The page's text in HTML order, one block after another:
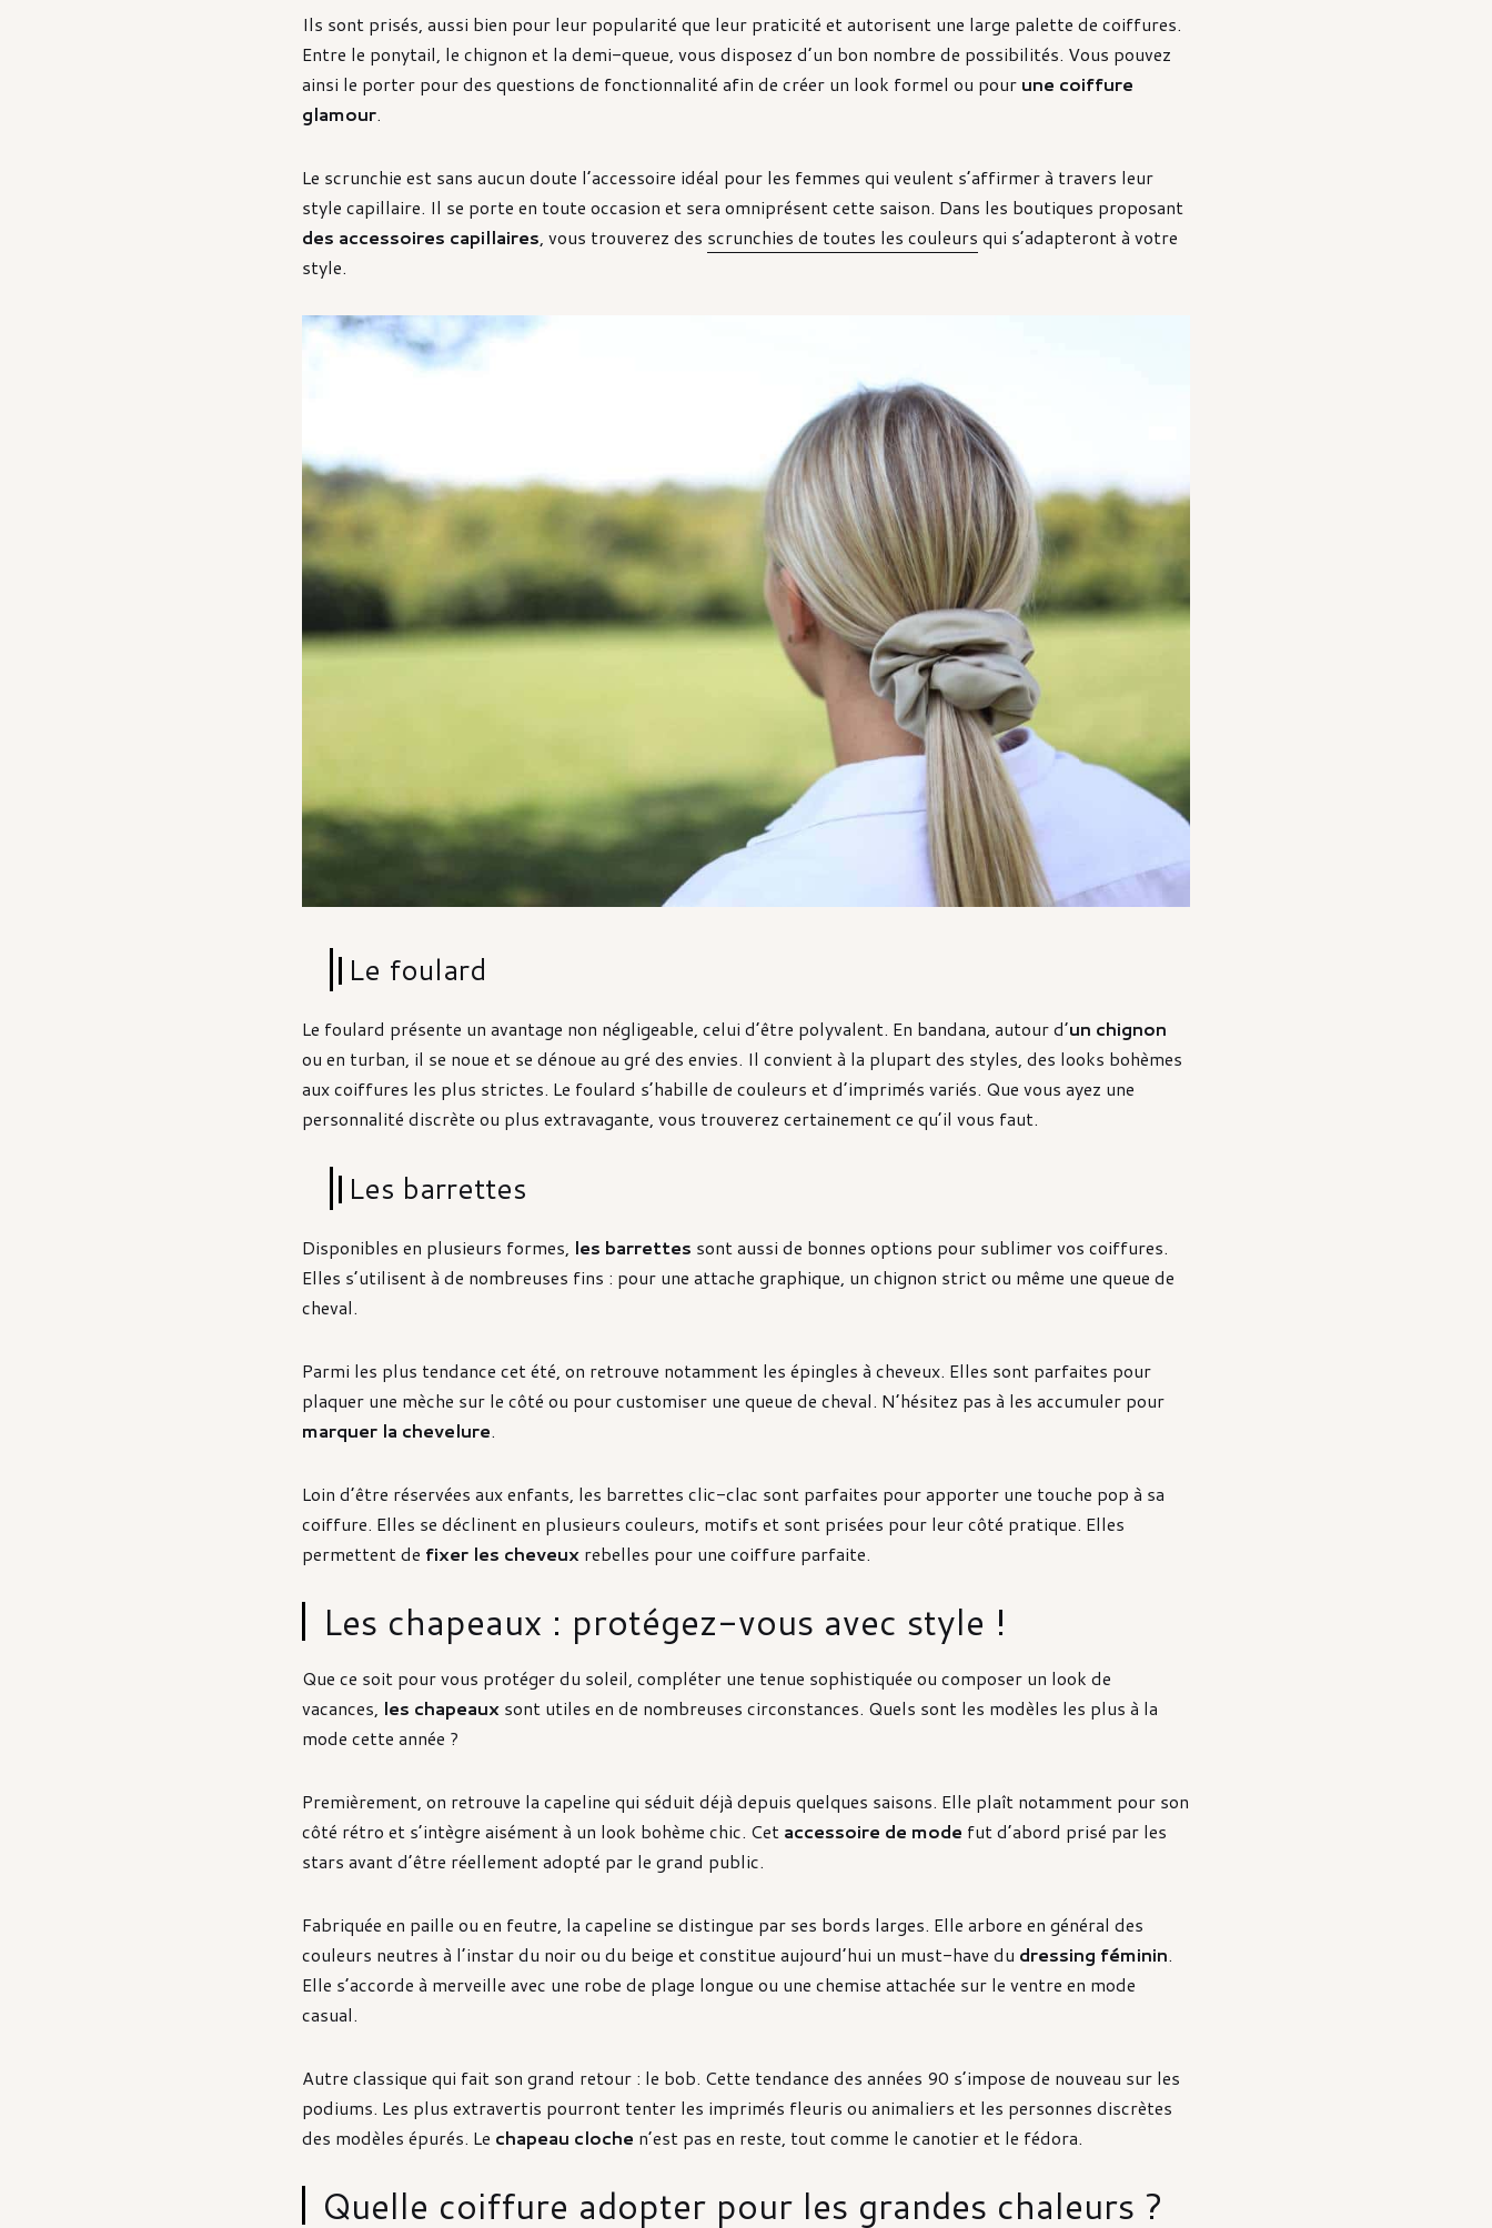
Ils sont prisés, aussi bien pour leur popularité que leur praticité et autorisent une large palette de coiffures.
Entre le ponytail, le chignon et la demi-queue, vous disposez d’un bon nombre de possibilités. Vous pouvez
ainsi le porter pour des questions de fonctionnalité afin de créer un look formel ou pour une coiffure
glamour.
Le scrunchie est sans aucun doute l’accessoire idéal pour les femmes qui veulent s’affirmer à travers leur
style capillaire. Il se porte en toute occasion et sera omniprésent cette saison. Dans les boutiques proposant
des accessoires capillaires, vous trouverez des scrunchies de toutes les couleurs qui s’adapteront à votre
style.
Le foulard
Le foulard présente un avantage non négligeable, celui d’être polyvalent. En bandana, autour d’un chignon
ou en turban, il se noue et se dénoue au gré des envies. Il convient à la plupart des styles, des looks bohèmes
aux coiffures les plus strictes. Le foulard s’habille de couleurs et d’imprimés variés. Que vous ayez une
personnalité discrète ou plus extravagante, vous trouverez certainement ce qu’il vous faut.
Les barrettes
Disponibles en plusieurs formes, les barrettes sont aussi de bonnes options pour sublimer vos coiffures.
Elles s’utilisent à de nombreuses fins : pour une attache graphique, un chignon strict ou même une queue de
cheval.
Parmi les plus tendance cet été, on retrouve notamment les épingles à cheveux. Elles sont parfaites pour
plaquer une mèche sur le côté ou pour customiser une queue de cheval. N’hésitez pas à les accumuler pour
marquer la chevelure.
Loin d’être réservées aux enfants, les barrettes clic-clac sont parfaites pour apporter une touche pop à sa
coiffure. Elles se déclinent en plusieurs couleurs, motifs et sont prisées pour leur côté pratique. Elles
permettent de fixer les cheveux rebelles pour une coiffure parfaite.
Les chapeaux : protégez-vous avec style !
Que ce soit pour vous protéger du soleil, compléter une tenue sophistiquée ou composer un look de
vacances, les chapeaux sont utiles en de nombreuses circonstances. Quels sont les modèles les plus à la
mode cette année ?
Premièrement, on retrouve la capeline qui séduit déjà depuis quelques saisons. Elle plaît notamment pour son
côté rétro et s’intègre aisément à un look bohème chic. Cet accessoire de mode fut d’abord prisé par les
stars avant d’être réellement adopté par le grand public.
Fabriquée en paille ou en feutre, la capeline se distingue par ses bords larges. Elle arbore en général des
couleurs neutres à l’instar du noir ou du beige et constitue aujourd’hui un must-have du dressing féminin.
Elle s’accorde à merveille avec une robe de plage longue ou une chemise attachée sur le ventre en mode
casual.
Autre classique qui fait son grand retour : le bob. Cette tendance des années 90 s’impose de nouveau sur les
podiums. Les plus extravertis pourront tenter les imprimés fleuris ou animaliers et les personnes discrètes
des modèles épurés. Le chapeau cloche n’est pas en reste, tout comme le canotier et le fédora.
Quelle coiffure adopter pour les grandes chaleurs ?